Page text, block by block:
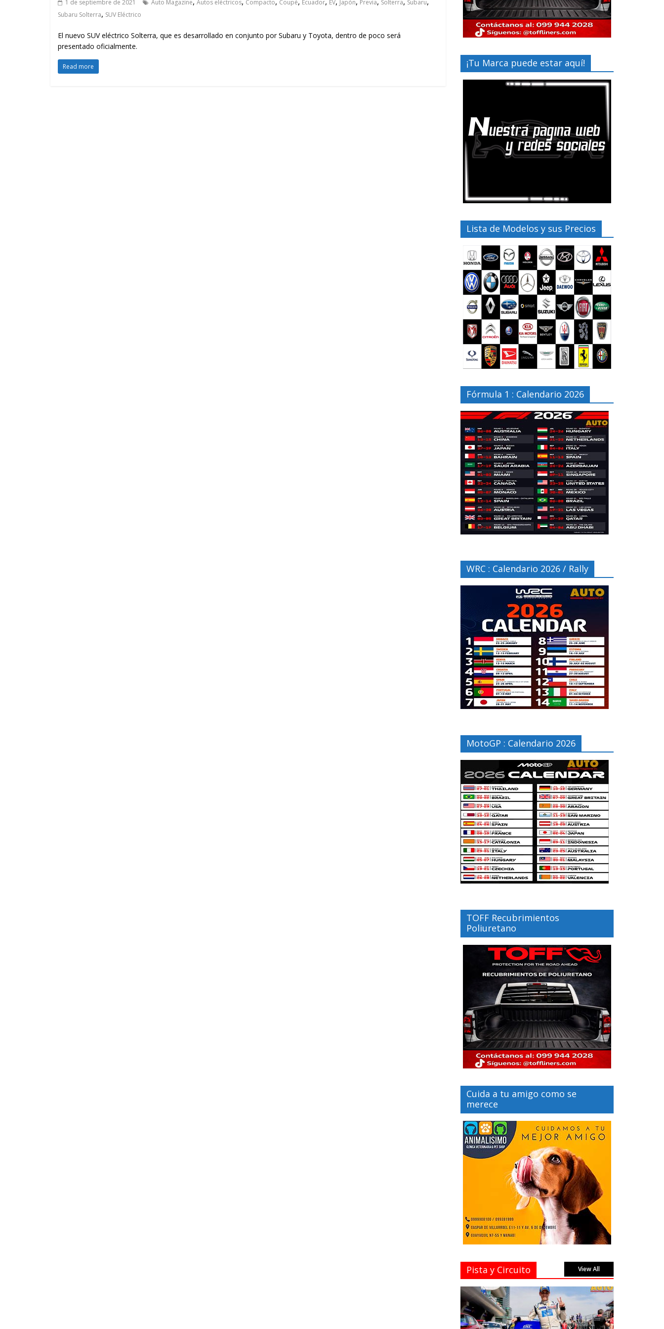
1 de septiembre de 2021 Auto Magazine Autos eléctricos Compacto Coupé Ecuador EV Japón Previa Solterra Subaru
Subaru Solterra, SUV Eléctrico
El nuevo SUV eléctrico Solterra, que es desarrollado en conjunto por Subaru y Toyota, dentro de poco será
presentado oficialmente.
Read more ¡Tu Marca puede estar aquí!
Lista de Modelos y sus Precios
Fórmula 1 : Calendario 2026
WRC : Calendario 2026 / Rally
MotoGP : Calendario 2026
TOFF Recubrimientos
Poliuretano
Cuida a tu amigo como se
merece
Pista y Circuito View All